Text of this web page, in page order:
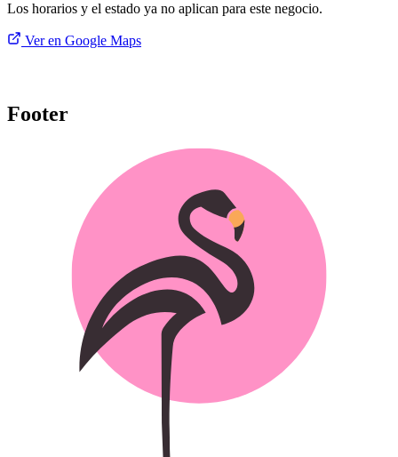
Los horarios y el estado ya no aplican para este negocio.
Ver en Google Maps
Footer